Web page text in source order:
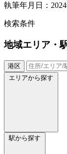
執筆年月日：
検索条件
地域エリア・
港区
エリアから探す
駅から探す